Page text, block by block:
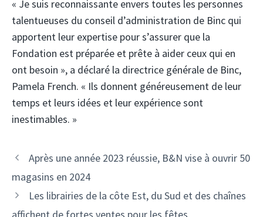
« Je suis reconnaissante envers toutes les personnes
talentueuses du conseil d’administration de Binc qui
apportent leur expertise pour s’assurer que la
Fondation est préparée et prête à aider ceux qui en
ont besoin », a déclaré la directrice générale de Binc,
Pamela French. « Ils donnent généreusement de leur
temps et leurs idées et leur expérience sont
inestimables. »
Après une année 2023 réussie, B&N vise à ouvrir 50
magasins en 2024
Les librairies de la côte Est, du Sud et des chaînes